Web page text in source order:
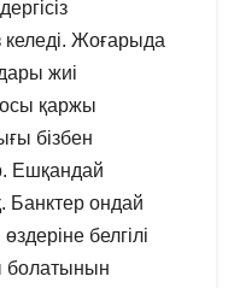
Жоғарыда
жиі
қаржы
бізбен
Ешқандай
Банктер ондай
белгілі
болатынын